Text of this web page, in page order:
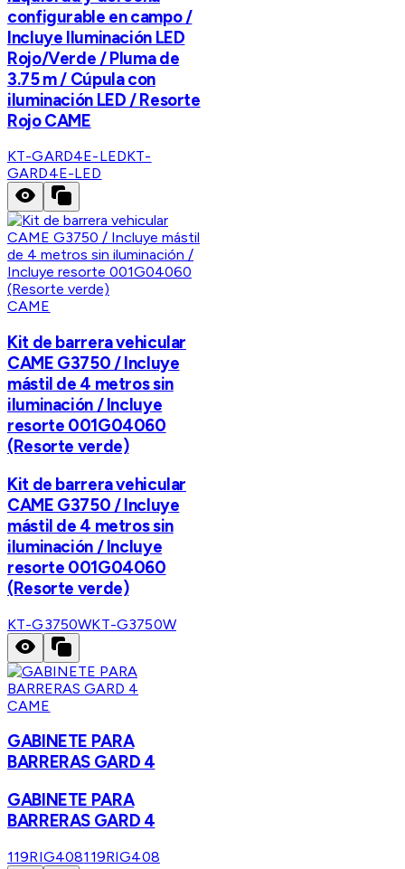
configurable en campo /
Incluye Iluminación LED
Rojo/Verde / Pluma de
3.75 m / Cúpula con
iluminación LED / Resorte
Rojo CAME
KT-GARD4E-LEDKT-
GARD4E-LED
CAME
Kit de barrera vehicular
CAME G3750 / Incluye
mástil de 4 metros sin
iluminación / Incluye
resorte 001G04060
(Resorte verde)
Kit de barrera vehicular
CAME G3750 / Incluye
mástil de 4 metros sin
iluminación / Incluye
resorte 001G04060
(Resorte verde)
KT-G3750WKT-G3750W
CAME
GABINETE PARA
BARRERAS GARD 4
GABINETE PARA
BARRERAS GARD 4
119RIG408119RIG408